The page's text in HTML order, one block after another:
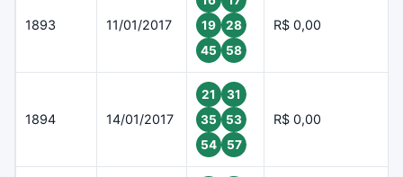
1893 11/01/2017
19
28
45
58
R$ 0,00
1894 14/01/2017
21
31
35
53
54
57
R$ 0,00